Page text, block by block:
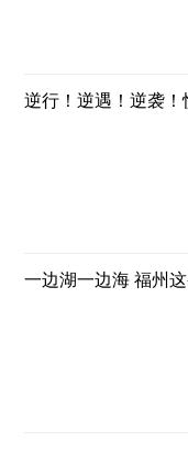
逆行！逆遇！逆袭
一边湖一边海 福州